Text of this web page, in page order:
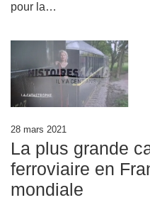
pour la…
28 mars 2021
La plus grande
ferroviaire en
mondiale